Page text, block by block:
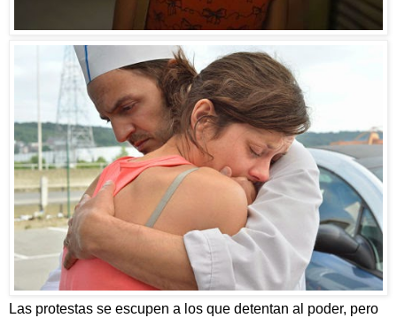
Las protestas se escupen a los que detentan al poder, pero